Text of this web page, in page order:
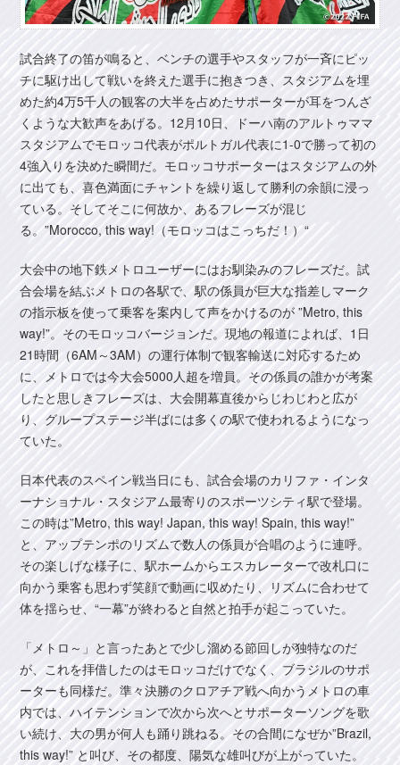
試合終了の笛が鳴ると、ベンチの選手やスタッフが一斉にピッ
チに駆け出して戦いを終えた選手に抱きつき、スタジアムを埋
めた約4万5千人の観客の大半を占めたサポーターが耳をつんざ
くような大歓声をあげる。12月10日、ドーハ南のアルトゥママ
スタジアムでモロッコ代表がポルトガル代表に1-0で勝って初の
4強入りを決めた瞬間だ。モロッコサポーターはスタジアムの外
に出ても、喜色満面にチャントを繰り返して勝利の余韻に浸っ
ている。そしてそこに何故か、あるフレーズが混じ
る。”Morocco, this way!（モロッコはこっちだ！）“
大会中の地下鉄メトロユーザーにはお馴染みのフレーズだ。試
合会場を結ぶメトロの各駅で、駅の係員が巨大な指差しマーク
の指示板を使って乗客を案内して声をかけるのが ”Metro, this
way!”。そのモロッコバージョンだ。現地の報道によれば、1日
21時間（6AM～3AM）の運行体制で観客輸送に対応するため
に、メトロでは今大会5000人超を増員。その係員の誰かが考案
したと思しきフレーズは、大会開幕直後からじわじわと広が
り、グループステージ半ばには多くの駅で使われるようになっ
ていた。
日本代表のスペイン戦当日にも、試合会場のカリファ・インタ
ーナショナル・スタジアム最寄りのスポーツシティ駅で登場。
この時は”Metro, this way! Japan, this way! Spain, this way!”
と、アップテンポのリズムで数人の係員が合唱のように連呼。
その楽しげな様子に、駅ホームからエスカレーターで改札口に
向かう乗客も思わず笑顔で動画に収めたり、リズムに合わせて
体を揺らせ、“一幕”が終わると自然と拍手が起こっていた。
「メトロ～」と言ったあとで少し溜める節回しが独特なのだ
が、これを拝借したのはモロッコだけでなく、ブラジルのサポ
ーターも同様だ。準々決勝のクロアチア戦へ向かうメトロの車
内では、ハイテンションで次から次へとサポーターソングを歌
い続け、大の男が何人も踊り跳ねる。その合間になぜか”Brazil,
this way!” と叫び、その都度、陽気な雄叫びが上がっていた。